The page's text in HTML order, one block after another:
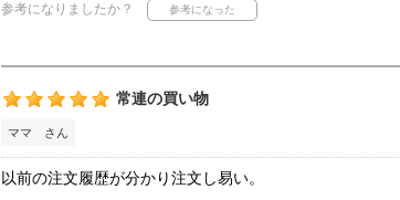
参考になりましたか？
常連の買い物
ママ さん
以前の注文履歴が分かり注文し易い。